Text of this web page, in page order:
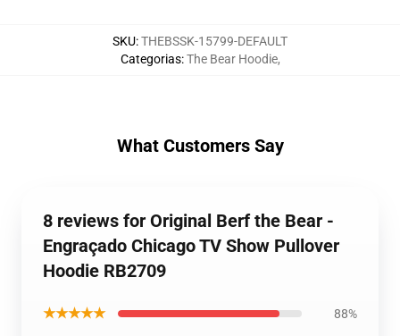
SKU:THEBSSK-15799-DEFAULT
Categorias:The Bear Hoodie,
What Customers Say
8 reviews for Original Berf the Bear -
Engraçado Chicago TV Show Pullover
Hoodie RB2709
★★★★★ 88%